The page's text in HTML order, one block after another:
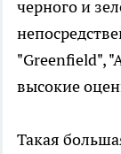
черного и
"Greenfield",
высокие
Такая